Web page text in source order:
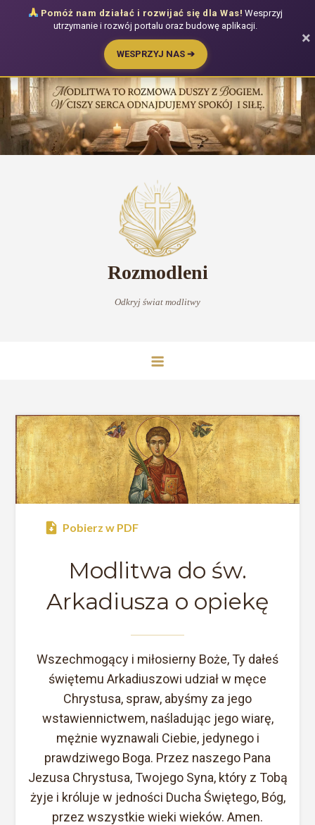
do
treści
Rozmodleni
Odkryj świat modlitwy
Pobierz w PDF
Modlitwa do św.
Arkadiusza o opiekę
Wszechmogący i miłosierny Boże, Ty dałeś
świętemu Arkadiuszowi udział w męce
Chrystusa, spraw, abyśmy za jego
wstawiennictwem, naśladując jego wiarę,
mężnie wyznawali Ciebie, jedynego i
prawdziwego Boga. Przez naszego Pana
Jezusa Chrystusa, Twojego Syna, który z Tobą
żyje i króluje w jedności Ducha Świętego, Bóg,
przez wszystkie wieki wieków. Amen.
Pomóż nam działać i rozwijać się dla Was! Wesprzyj
utrzymanie i rozwój portalu oraz budowę aplikacji.
WESPRZYJ NAS ➔
×